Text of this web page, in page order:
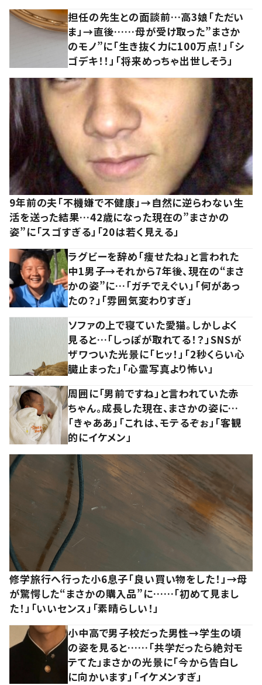
担任の先生との面談前…高3娘「ただい
ま」→直後……母が受け取った”まさか
のモノ”に「生き抜く力に100万点！」「シ
ゴデキ！！」「将来めっちゃ出世しそう」
9年前の夫「不機嫌で不健康」→自然に逆らわない生
活を送った結果…42歳になった現在の”まさかの
姿”に「スゴすぎる」「20は若く見える」
ラグビーを辞め「痩せたね」と言われた
中1男子→それから7年後、現在の“まさ
かの姿”に…「ガチでえぐい」「何があっ
たの？」「雰囲気変わりすぎ」
ソファの上で寝ていた愛猫。しかしよく
見ると…「しっぽが取れてる！？」SNSが
ザワついた光景に「ヒッ！」「2秒くらい心
臓止まった」「心霊写真より怖い」
周囲に「男前ですね」と言われていた赤
ちゃん。成長した現在、まさかの姿に…
「きゃああ」「これは、モテるぞぉ」「客観
的にイケメン」
修学旅行へ行った小6息子「良い買い物をした！」→母
が驚愕した“まさかの購入品”に……「初めて見まし
た！」「いいセンス」「素晴らしい！」
小中高で男子校だった男性→学生の頃
の姿を見ると……「共学だったら絶対モ
テてた」まさかの光景に「今から告白し
に向かいます」「イケメンすぎ」